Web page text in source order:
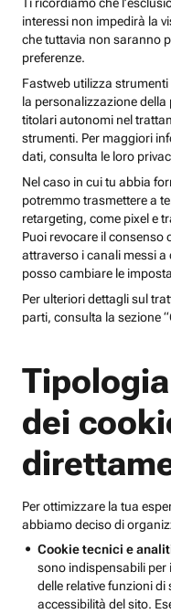
interessi non impedirà la
che tuttavia non saranno
preferenze.
Fastweb utilizza
la personalizzazione
titolari autonomi nel
strumenti. Per maggiori
dati, consulta le loro
Nel caso in cui tu abbia
potremmo trasmettere a
retargeting, come pixel e
Puoi revocare il
attraverso i canali messi a
posso cambiare le
Per ulteriori dettagli sul
parti, consulta la sezione
dei
Per ottimizzare la tua
abbiamo deciso di
Cookie tecnici e
sono indispensabili per
delle relative funzioni di
accessibilità del sito.